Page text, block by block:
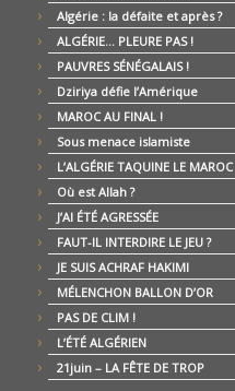
Algérie : la défaite et après ?
ALGÉRIE… PLEURE PAS !
PAUVRES SÉNÉGALAIS !
Dziriya défie l’Amérique
MAROC AU FINAL !
Sous menace islamiste
L’ALGÉRIE TAQUINE LE MAROC
Où est Allah ?
J’AI ÉTÉ AGRESSÉE
FAUT-IL INTERDIRE LE JEU ?
JE SUIS ACHRAF HAKIMI
MÉLENCHON BALLON D’OR
PAS DE CLIM !
L’ÉTÉ ALGÉRIEN
21juin – LA FÊTE DE TROP